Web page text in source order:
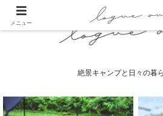
絶景キャンプと日々の暮
メニュー